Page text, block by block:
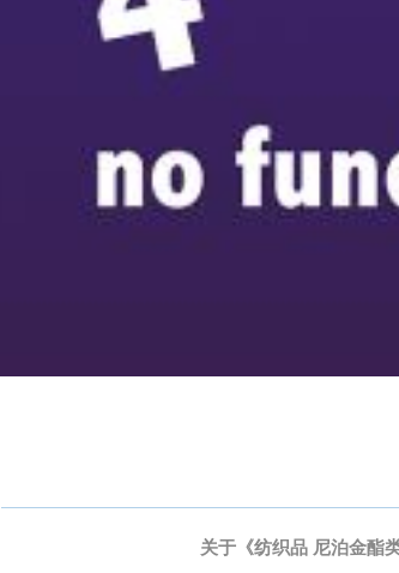
关于《纺织品 尼泊金酯